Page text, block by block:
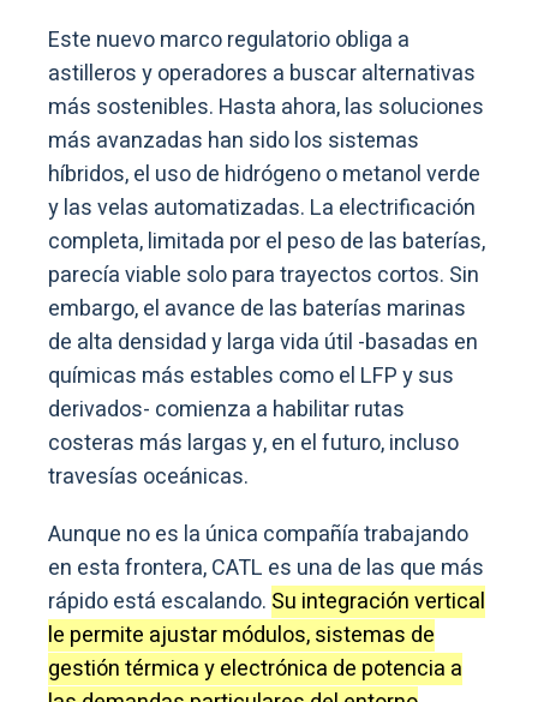
Este nuevo marco regulatorio obliga a
astilleros y operadores a buscar alternativas
más sostenibles. Hasta ahora, las soluciones
más avanzadas han sido los sistemas
híbridos, el uso de hidrógeno o metanol verde
y las velas automatizadas. La electrificación
completa, limitada por el peso de las baterías,
parecía viable solo para trayectos cortos. Sin
embargo, el avance de las baterías marinas
de alta densidad y larga vida útil -basadas en
químicas más estables como el LFP y sus
derivados- comienza a habilitar rutas
costeras más largas y, en el futuro, incluso
travesías oceánicas.
Aunque no es la única compañía trabajando
en esta frontera, CATL es una de las que más
rápido está escalando. Su integración vertical
le permite ajustar módulos, sistemas de
gestión térmica y electrónica de potencia a